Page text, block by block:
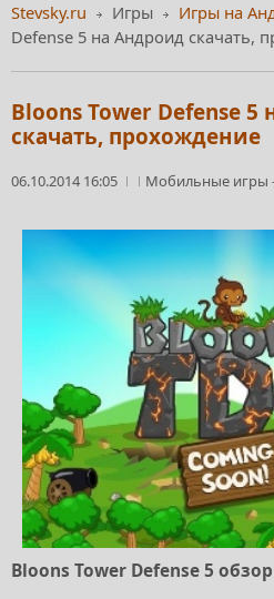
Stevsky.ru Игры Игры на
Defense 5 на Андроид скачать,
Bloons Tower Defense
скачать, прохождение
06.10.2014 16:05 Мобильные игры
Bloons Tower Defense 5 обзор